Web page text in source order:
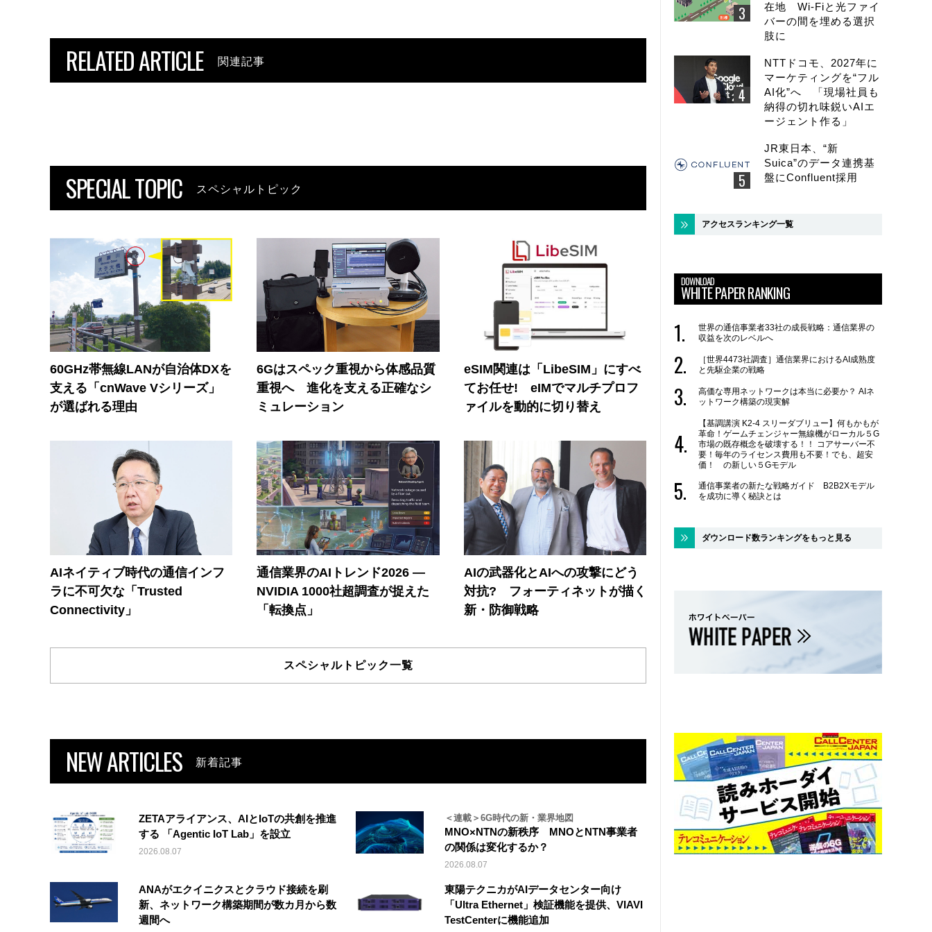
RELATED ARTICLE 関連記事
SPECIAL TOPIC スペシャルトピック
60GHz帯無線LANが自治体DXを
支える「cnWave Vシリーズ」
が選ばれる理由
6Gはスペック重視から体感品質
重視へ 進化を支える正確なシ
ミュレーション
eSIM関連は「LibeSIM」にすべ
てお任せ! eIMでマルチプロフ
ァイルを動的に切り替え
AIネイティブ時代の通信インフ
ラに不可欠な「Trusted
Connectivity」
通信業界のAIトレンド2026 ―
NVIDIA 1000社超調査が捉えた
「転換点」
AIの武器化とAIへの攻撃にどう
対抗? フォーティネットが描く
新・防御戦略
スペシャルトピック一覧
NEW ARTICLES 新着記事
ZETAアライアンス、AIとIoTの共創を推進
する 「Agentic IoT Lab」を設立
2026.08.07
＜連載＞6G時代の新・業界地図
MNO×NTNの新秩序 MNOとNTN事業者
の関係は変化するか？
2026.08.07
ANAがエクイニクスとクラウド接続を刷
新、ネットワーク構築期間が数カ月から数
週間へ
東陽テクニカがAIデータセンター向け
「Ultra Ethernet」検証機能を提供、VIAVI
TestCenterに機能追加
在地 Wi-Fiと光ファイ
バーの間を埋める選択
肢に
NTTドコモ、2027年に
マーケティングを“フル
AI化”へ 「現場社員も
納得の切れ味鋭いAIエ
ージェント作る」
JR東日本、“新
Suica”のデータ連携基
盤にConfluent採用
アクセスランキング一覧
DOWNLOAD
WHITE PAPER RANKING
世界の通信事業者33社の成長戦略：通信業界の
収益を次のレベルへ
［世界4473社調査］通信業界におけるAI成熟度
と先駆企業の戦略
高価な専用ネットワークは本当に必要か？ AIネ
ットワーク構築の現実解
【基調講演 K2-4 スリーダブリュー】何もかもが
革命！ゲームチェンジャー無線機がローカル５G
市場の既存概念を破壊する！！ コアサーバー不
要！毎年のライセンス費用も不要！でも、超安
価！ の新しい５Gモデル
通信事業者の新たな戦略ガイド B2B2Xモデル
を成功に導く秘訣とは
ダウンロード数ランキングをもっと見る